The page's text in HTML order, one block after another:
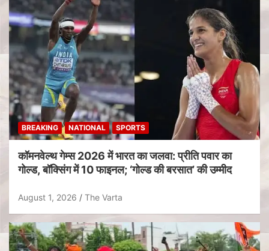
BREAKING NATIONAL SPORTS
कॉमनवेल्थ गेम्स 2026 में भारत का जलवा: प्रीति पवार का
गोल्ड, बॉक्सिंग में 10 फाइनल; ‘गोल्ड की बरसात’ की उम्मीद
August 1, 2026 The Varta